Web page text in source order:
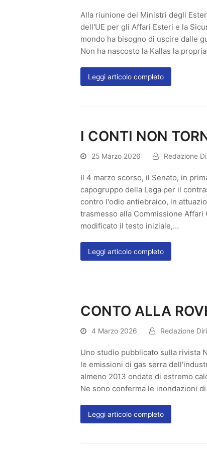
Alla riunione dei Ministri degli
dell'UE per gli Affari Esteri e la
mondo ha bisogno di uscire dalle
Non ha nascosto la Kallas la
Leggi articolo completo
I CONTI NON
25 Marzo 2026 Redazione
Il 4 marzo scorso, il Senato, in
capogruppo della Lega per il
contro l'odio antiebraico, in
trasmesso alla Commissione Affari
modificato il testo iniziale,…
Leggi articolo completo
CONTO ALLA
4 Marzo 2026 Redazione
Uno studio pubblicato sulla rivista
le emissioni di gas serra
almeno 2013 ondate di estremo
Ne sono conferma le inondazioni
Leggi articolo completo